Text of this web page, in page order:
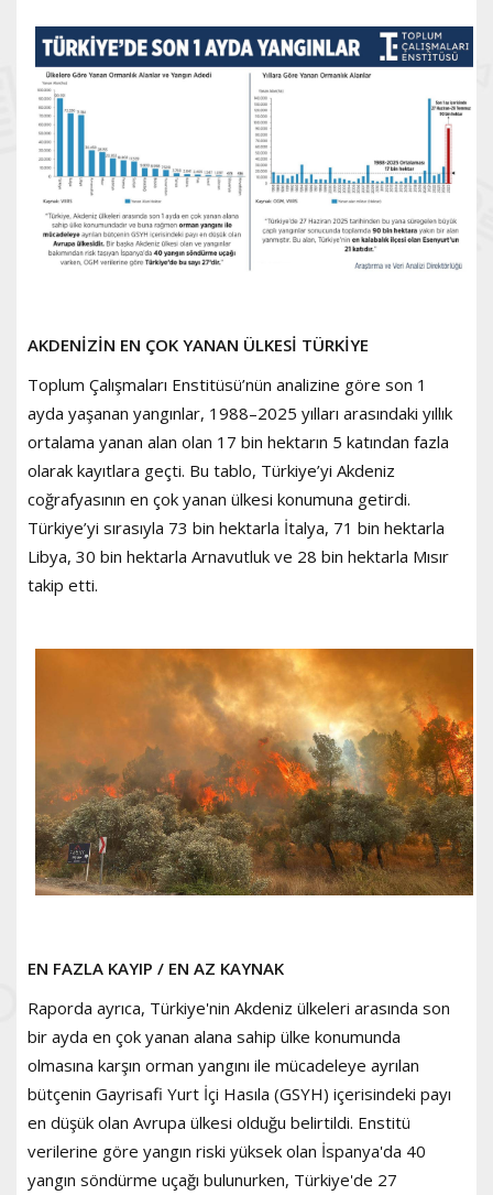
AKDENİZİN EN ÇOK YANAN ÜLKESİ TÜRKİYE
Toplum Çalışmaları Enstitüsü’nün analizine göre son 1
ayda yaşanan yangınlar, 1988–2025 yılları arasındaki yıllık
ortalama yanan alan olan 17 bin hektarın 5 katından fazla
olarak kayıtlara geçti. Bu tablo, Türkiye’yi Akdeniz
coğrafyasının en çok yanan ülkesi konumuna getirdi.
Türkiye’yi sırasıyla 73 bin hektarla İtalya, 71 bin hektarla
Libya, 30 bin hektarla Arnavutluk ve 28 bin hektarla Mısır
takip etti.
EN FAZLA KAYIP / EN AZ KAYNAK
Raporda ayrıca, Türkiye'nin Akdeniz ülkeleri arasında son
bir ayda en çok yanan alana sahip ülke konumunda
olmasına karşın orman yangını ile mücadeleye ayrılan
bütçenin Gayrisafi Yurt İçi Hasıla (GSYH) içerisindeki payı
en düşük olan Avrupa ülkesi olduğu belirtildi. Enstitü
verilerine göre yangın riski yüksek olan İspanya'da 40
yangın söndürme uçağı bulunurken, Türkiye'de 27